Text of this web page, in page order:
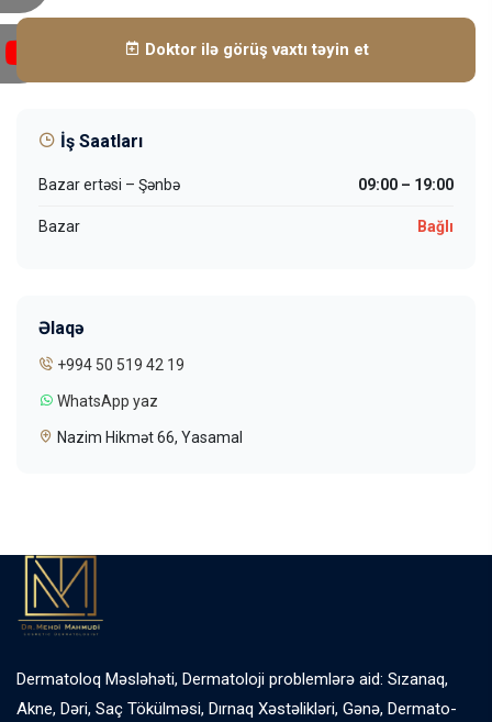
Doktor ilə görüş vaxtı təyin et
İş Saatları
Bazar ertəsi – Şənbə 09:00 – 19:00
Bazar Bağlı
Əlaqə
+994 50 519 42 19
WhatsApp yaz
Nazim Hikmət 66, Yasamal
Dermatoloq Məsləhəti, Dermatoloji problemlərə aid: Sızanaq,
Akne, Dəri, Saç Tökülməsi, Dırnaq Xəstəlikləri, Gənə, Dermato-